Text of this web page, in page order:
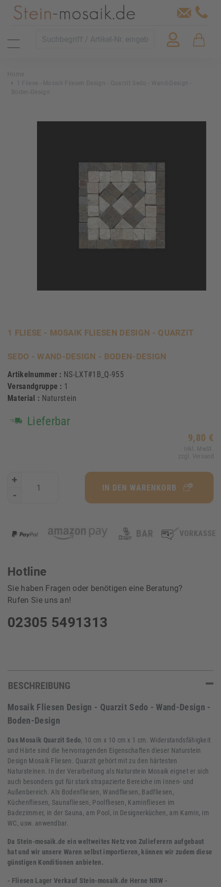
Home
1 Fliese - Mosaik Fliesen Design - Quarzit Sedo - Wand-Design -
Boden-Design
1 FLIESE - MOSAIK FLIESEN DESIGN - QUARZIT
SEDO - WAND-DESIGN - BODEN-DESIGN
Artikelnummer : NS-LXT#1B_Q-955
Versandgruppe : 1
Material : Naturstein
Lieferbar
9,80 €
Inkl. MwSt.
zzgl. Versand
+
-
IN DEN WARENKORB
Hotline
Sie haben Fragen oder benötigen eine Beratung?
Rufen Sie uns an!
02305 5491313
BESCHREIBUNG
Mosaik Fliesen Design - Quarzit Sedo - Wand-Design -
Boden-Design
Das Mosaik Quarzit Sedo, 10 cm x 10 cm x 1 cm. Widerstandsfähigkeit
und Härte sind die hervorragenden Eigenschaften dieser Naturstein
Design Mosaik Fliesen. Quarzit gehört mit zu den härtesten
Natursteinen. In der Verarbeitung als Naturstein Mosaik eignet er sich
auch besonders gut für stark strapazierte Bereiche im Innen- und
Außenbereich. Als Bodenfliesen, Wandfliesen, Badfliesen,
Küchenfliesen, Saunafliesen, Poolfliesen, Kaminfliesen im
Badezimmer, in der Sauna, am Pool, in Designerküchen, am Kamin, im
WC, usw. anwendbar.
Da Stein-mosaik.de ein weltweites Netz von Zulieferern aufgebaut
hat und wir unsere Waren selbst importieren, können wir zudem diese
günstigen Konditionen anbieten.
- Fliesen Lager Verkauf Stein-mosaik.de Herne NRW -